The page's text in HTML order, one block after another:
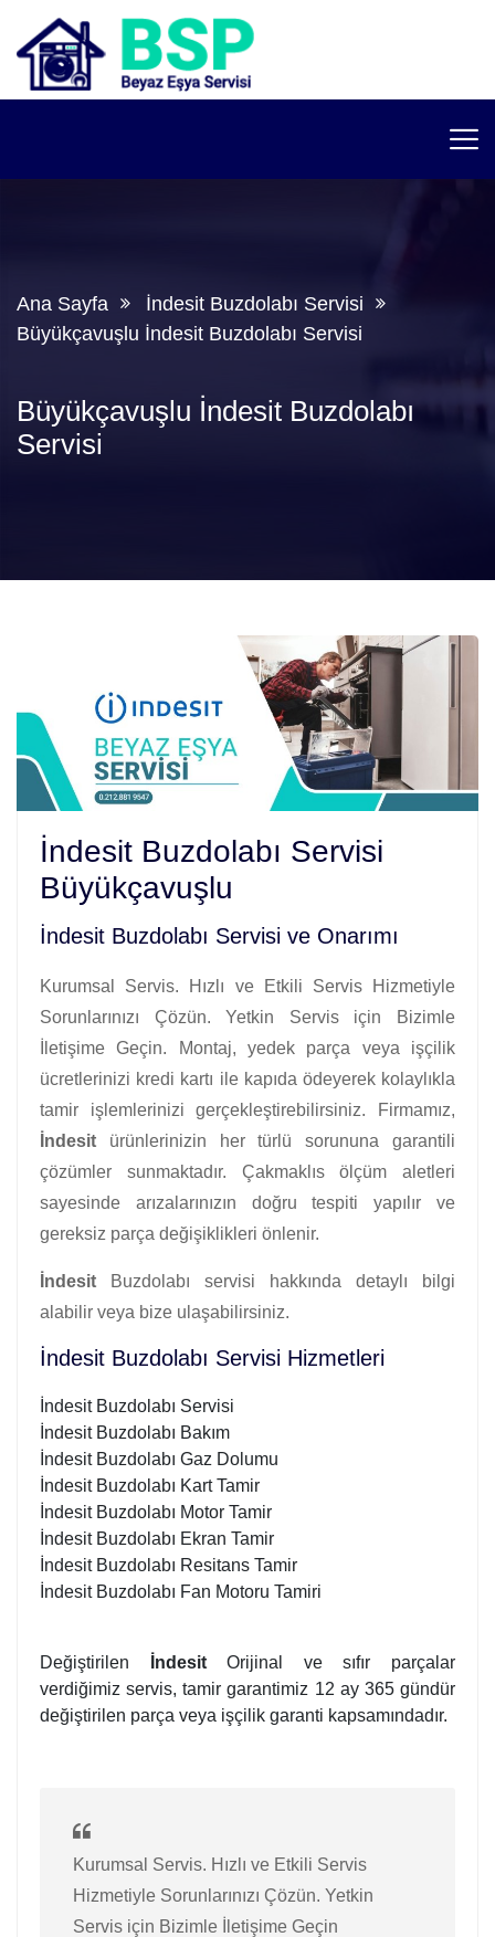
Ana Sayfa
İndesit Buzdolabı Servisi
Büyükçavuşlu İndesit Buzdolabı Servisi
Büyükçavuşlu İndesit Buzdolabı
Servisi
İndesit Buzdolabı Servisi
Büyükçavuşlu
İndesit Buzdolabı Servisi ve Onarımı
Kurumsal Servis. Hızlı ve Etkili Servis Hizmetiyle
Sorunlarınızı Çözün. Yetkin Servis için Bizimle
İletişime Geçin. Montaj, yedek parça veya işçilik
ücretlerinizi kredi kartı ile kapıda ödeyerek kolaylıkla
tamir işlemlerinizi gerçekleştirebilirsiniz. Firmamız,
İndesit ürünlerinizin her türlü sorununa garantili
çözümler sunmaktadır. Çakmaklıs ölçüm aletleri
sayesinde arızalarınızın doğru tespiti yapılır ve
gereksiz parça değişiklikleri önlenir.
İndesit Buzdolabı servisi hakkında detaylı bilgi
alabilir veya bize ulaşabilirsiniz.
İndesit Buzdolabı Servisi Hizmetleri
İndesit Buzdolabı Servisi
İndesit Buzdolabı Bakım
İndesit Buzdolabı Gaz Dolumu
İndesit Buzdolabı Kart Tamir
İndesit Buzdolabı Motor Tamir
İndesit Buzdolabı Ekran Tamir
İndesit Buzdolabı Resitans Tamir
İndesit Buzdolabı Fan Motoru Tamiri
Değiştirilen İndesitOrijinal ve sıfır parçalar
verdiğimiz servis, tamir garantimiz 12 ay 365 gündür
değiştirilen parça veya işçilik garanti kapsamındadır.
Kurumsal Servis. Hızlı ve Etkili Servis
Hizmetiyle Sorunlarınızı Çözün. Yetkin
Servis için Bizimle İletişime Geçin